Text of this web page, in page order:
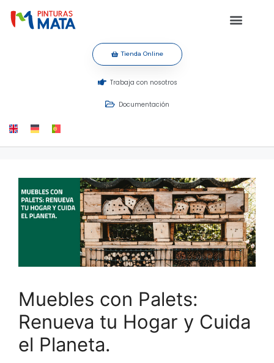
Tienda Online
Trabaja con nosotros
Documentación
Muebles con Palets:
Renueva tu Hogar y Cuida
el Planeta.